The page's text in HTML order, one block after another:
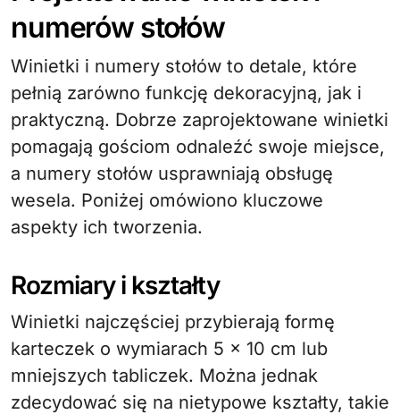
numerów stołów
Winietki i numery stołów to detale, które
pełnią zarówno funkcję dekoracyjną, jak i
praktyczną. Dobrze zaprojektowane winietki
pomagają gościom odnaleźć swoje miejsce,
a numery stołów usprawniają obsługę
wesela. Poniżej omówiono kluczowe
aspekty ich tworzenia.
Rozmiary i kształty
Winietki najczęściej przybierają formę
karteczek o wymiarach 5 × 10 cm lub
mniejszych tabliczek. Można jednak
zdecydować się na nietypowe kształty, takie